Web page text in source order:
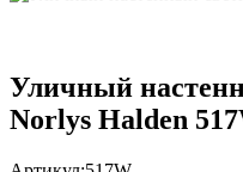
Уличный
Norlys Halden